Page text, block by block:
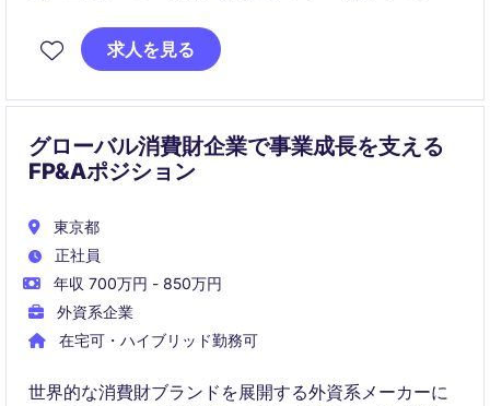
ンツ作成を通じて、企業の情報発信をサポートするポ
ジションです。
求人を見る
グローバル消費財企業で事業成長を支える
FP&Aポジション
東京都
正社員
年収 700万円 - 850万円
外資系企業
在宅可・ハイブリッド勤務可
世界的な消費財ブランドを展開する外資系メーカーに